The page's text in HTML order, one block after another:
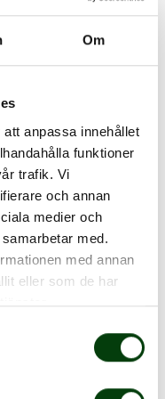
Om
anpassa innehållet
funktioner
trafik. Vi
och annan
medier och
med.
med annan
eller som de har
som att
utan att
man
och numera förare